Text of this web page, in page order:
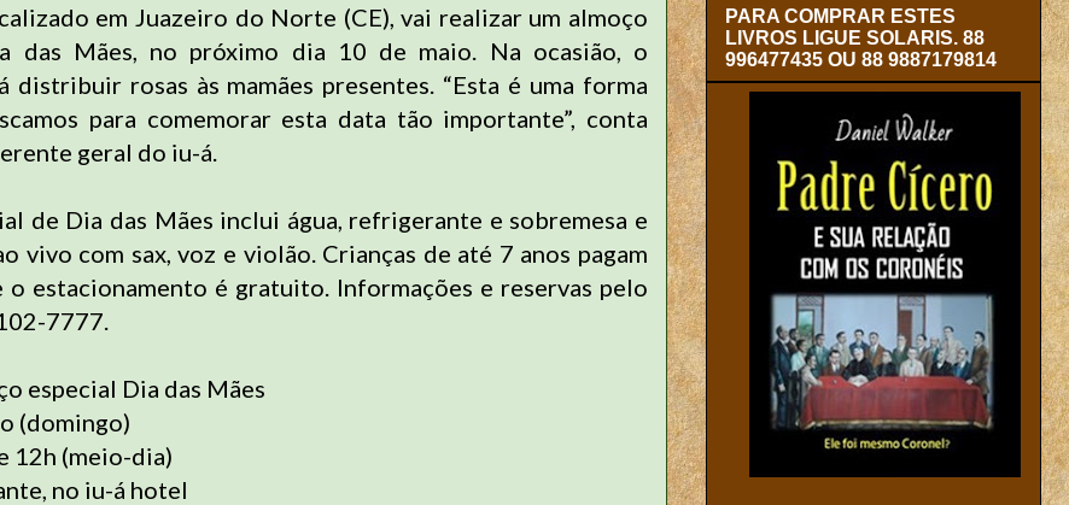
em Juazeiro do Norte (CE), vai realizar um almoço
das Mães, no próximo dia 10 de maio. Na ocasião, o
distribuir rosas às mamães presentes. “Esta é uma forma
para comemorar esta data tão importante”, conta
geral do iu-á.
de Dia das Mães inclui água, refrigerante e sobremesa e
vivo com sax, voz e violão. Crianças de até 7 anos pagam
o estacionamento é gratuito. Informações e reservas pelo
7777.
especial Dia das Mães
(domingo)
12h (meio-dia)
no iu-á hotel
PARA COMPRAR ESTES
LIVROS LIGUE SOLARIS. 88
996477435 OU 88 9887179814